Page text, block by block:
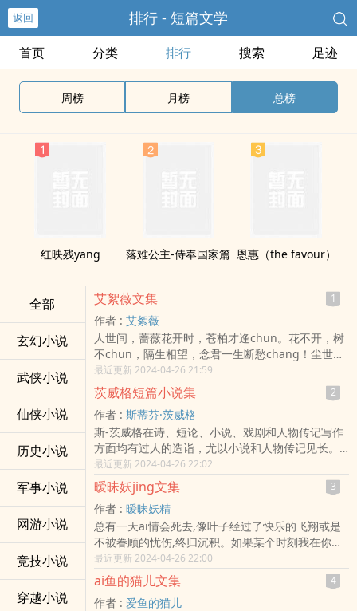
返回 排行 - 短篇文学
首页 分类 排行 搜索 足迹
周榜 月榜 总榜
红映残yang 落难公主-侍奉国家篇 恩惠（the favour）
全部
玄幻小说
武侠小说
仙侠小说
历史小说
军事小说
网游小说
竞技小说
穿越小说
艾絮薇文集 1
作者 : 艾絮薇
人世间，蔷薇花开时，苍柏才逢chun。花不开，树
不chun，隔生相望，念君一生断愁chang！尘世
里，伤心如影随，谁人能解愁。伤难去，人难留，
满目伤怀，为赋此情泪作词！ai无痕，空自悲，一声
轻叹无怨尤！…
最近更新 2024-04-26 21:59
茨威格短篇小说集 2
作者 : 斯蒂芬·茨威格
斯-茨威格在诗、短论、小说、戏剧和人物传记写作
方面均有过人的造诣，尤以小说和人物传记见长。
代表作有小说《最初的经历》、《ma来狂人》、
《恐惧》、《感觉的混luan》、《人的命运转折
点》、《一个陌生女人的来信》、《象棋的故
事》、《一个女人一生中的二十四小时》、《危险
的怜悯》等；传记《三位大师》、《同jing灵的斗
争》、《三个描摹自己生活的诗人》等。斯-茨威格
对心理学与弗洛伊德学说感兴趣，作品擅长细致的
xing格刻画，以及对奇特命运下个人遭遇和心灵的
re情的描摹…
最近更新 2024-04-26 22:02
暧昧妖jing文集 3
作者 : 暧昧妖精
总有一天ai情会死去,像叶子经过了快乐的飞翔或是
不被眷顾的忧伤,终归沉积。如果某个时刻我在你手
心写下我喜欢你，我一定不敢再看你的眼睛，下一
秒，我也许就要转shen离去。…
最近更新 2024-04-26 22:00
ai鱼的猫儿文集 4
作者 : 爱鱼的猫儿